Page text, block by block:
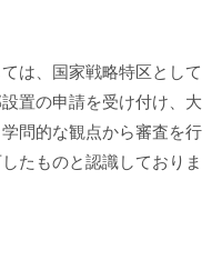
は、国家戦略特区として
置の申請を受け付け、大
問的な観点から審査を行
たものと認識しておりま